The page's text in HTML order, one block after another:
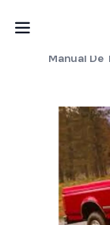
SERVICIO
Manual De